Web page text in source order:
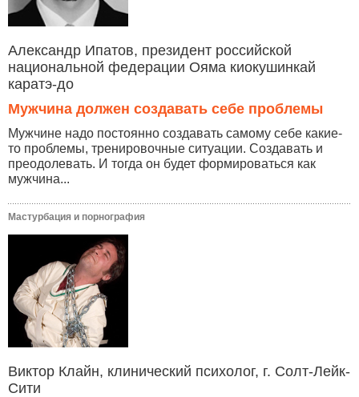
Александр Ипатов, президент российской
национальной федерации Ояма киокушинкай
каратэ-до
Мужчина должен создавать себе проблемы
Мужчине надо постоянно создавать самому себе какие-
то проблемы, тренировочные ситуации. Создавать и
преодолевать. И тогда он будет формироваться как
мужчина...
Мастурбация и порнография
Виктор Клайн, клинический психолог, г. Солт-Лейк-
Сити